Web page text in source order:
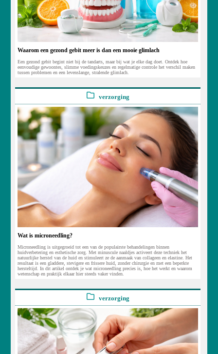
Waarom een gezond gebit meer is dan een mooie glimlach
Een gezond gebit begint niet bij de tandarts, maar bij wat je elke dag doet. Ontdek hoe
eenvoudige gewoontes, slimme voedingskeuzes en regelmatige controle het verschil maken
tussen problemen en een levenslange, stralende glimlach.
verzorging
Wat is microneedling?
Microneedling is uitgegroeid tot een van de populairste behandelingen binnen
huidverbetering en esthetische zorg. Met minuscule naaldjes activeert deze techniek het
natuurlijke herstel van de huid en stimuleert ze de aanmaak van collageen en elastine. Het
resultaat is een gladdere, stevigere en frissere huid, zonder chirurgie en met een beperkte
hersteltijd. In dit artikel ontdek je wat microneedling precies is, hoe het werkt en waarom
wetenschap en praktijk elkaar hier steeds vaker vinden.
verzorging